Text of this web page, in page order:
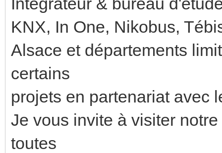
KNX, In One, Nikobus,
Alsace et départements
certains
projets en partenariat avec
Je vous invite à visiter
toutes